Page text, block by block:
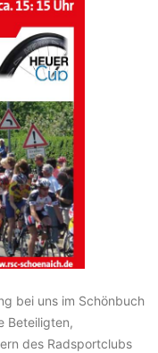
bei uns im Schönbuch
Beteiligten,
des Radsportclubs